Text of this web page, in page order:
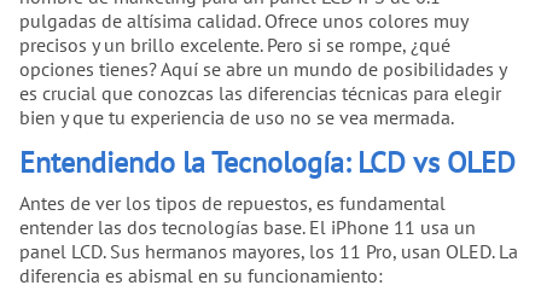
pulgadas de altísima calidad. Ofrece unos colores muy
precisos y un brillo excelente. Pero si se rompe, ¿qué
opciones tienes? Aquí se abre un mundo de posibilidades y
es crucial que conozcas las diferencias técnicas para elegir
bien y que tu experiencia de uso no se vea mermada.
Entendiendo la Tecnología: LCD vs OLED
Antes de ver los tipos de repuestos, es fundamental
entender las dos tecnologías base. El iPhone 11 usa un
panel LCD. Sus hermanos mayores, los 11 Pro, usan OLED. La
diferencia es abismal en su funcionamiento: